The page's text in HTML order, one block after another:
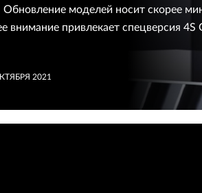
Обновление моделей носит скорее
внимание привлекает спецверсия 4S
2021